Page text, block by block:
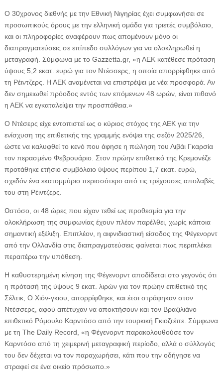
Ο 30χρονος διεθνής με την Εθνική Νιγηρίας έχει συμφωνήσει σε
προσωπικούς όρους με την ελληνική ομάδα για τριετές συμβόλαιο,
και οι πληροφορίες αναφέρουν πως απομένουν μόνο οι
διαπραγματεύσεις σε επίπεδο συλλόγων για να ολοκληρωθεί η
μεταγραφή. Σύμφωνα με το Gazzetta.gr, «η ΑΕΚ κατέθεσε πρόταση
ύψους 5,2 εκατ. ευρώ για τον Ντέσσερς, η οποία απορρίφθηκε από
τη Ρέιντζερς. Η ΑΕΚ αναμένεται να επιστρέψει με νέα προσφορά. Αν
δεν σημειωθεί πρόοδος εντός των επόμενων 48 ωρών, είναι πιθανό
η ΑΕΚ να εγκαταλείψει την προσπάθεια.»
Ο Ντέσερς είχε εντοπιστεί ως ο κύριος στόχος της ΑΕΚ για την
ενίσχυση της επιθετικής της γραμμής ενόψει της σεζόν 2025/26,
ώστε να καλυφθεί το κενό που άφησε η πώληση του Λιβάι Γκαρσία
τον περασμένο Φεβρουάριο. Στον πρώην επιθετικό της Κρεμονέζε
προτάθηκε ετήσιο συμβόλαιο ύψους περίπου 1,7 εκατ. ευρώ,
σχεδόν ένα εκατομμύριο περισσότερο από τις τρέχουσες απολαβές
του στη Ρέιντζερς.
Ωστόσο, οι 48 ώρες που είχαν τεθεί ως προθεσμία για την
ολοκλήρωση της συμφωνίας έχουν πλέον παρέλθει, χωρίς κάποια
σημαντική εξέλιξη. Επιπλέον, η αιφνιδιαστική είσοδος της Φέγενορντ
από την Ολλανδία στις διαπραγματεύσεις φαίνεται πως περιπλέκει
περαιτέρω την υπόθεση.
Η καθυστερημένη κίνηση της Φέγενορντ αποδίδεται στο γεγονός ότι
η πρότασή της ύψους 9 εκατ. λιρών για τον πρώην επιθετικό της
Σέλτικ, Ο Χιόν-γκιου, απορρίφθηκε, και έτσι στράφηκαν στον
Ντέσσερς, αφού απέτυχαν να αποκτήσουν και τον Βραζιλιάνο
επιθετικό Ρόμουλο Καρντόσο από την τουρκική Γκιοζτέπε. Σύμφωνα
με τη The Daily Record, «η Φέγενορντ παρακολουθούσε τον
Καρντόσο από τη χειμερινή μεταγραφική περίοδο, αλλά ο σύλλογός
του δεν δέχεται να τον παραχωρήσει, κάτι που την οδήγησε να
στραφεί σε ένα οικείο πρόσωπο.»